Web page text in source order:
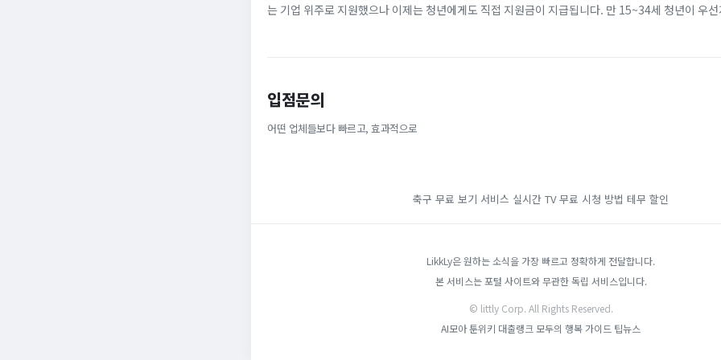
는 기업 위주로 지원했으나 이제는 청년에게도 직접 지원금이 지급됩니다. 만 15~34세 청년이 우
입점문의
어떤 업체들보다 빠르고, 효과적으로
축구 무료 보기 서비스 실시간 TV 무료 시청 방법 테무 할인
LikkLy은 원하는 소식을 가장 빠르고 정확하게 전달합니다.
본 서비스는 포털 사이트와 무관한 독립 서비스입니다.
© littly Corp. All Rights Reserved.
AI모아툰위키 대출랭크 모두의 행복 가이드 팁뉴스